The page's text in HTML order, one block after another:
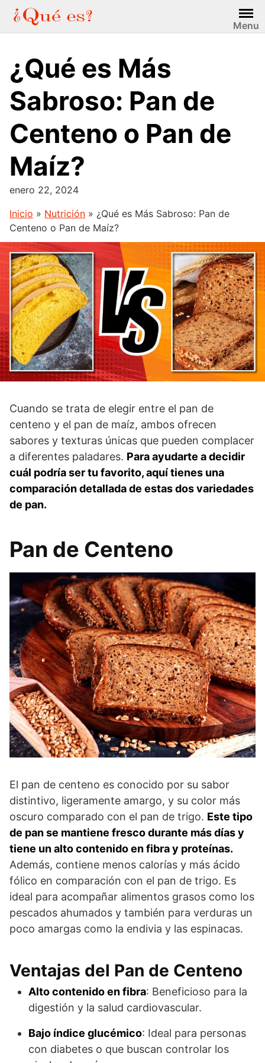
Saltar
contenido
Menu
¿Qué es Más
Sabroso: Pan de
Centeno o Pan de
Maíz?
enero 22, 2024
Inicio » Nutrición » ¿Qué es Más Sabroso: Pan de
Centeno o Pan de Maíz?
Cuando se trata de elegir entre el pan de
centeno y el pan de maíz, ambos ofrecen
sabores y texturas únicas que pueden complacer
a diferentes paladares. Para ayudarte a decidir
cuál podría ser tu favorito, aquí tienes una
comparación detallada de estas dos variedades
de pan.
Pan de Centeno
El pan de centeno es conocido por su sabor
distintivo, ligeramente amargo, y su color más
oscuro comparado con el pan de trigo. Este tipo
de pan se mantiene fresco durante más días y
tiene un alto contenido en fibra y proteínas.
Además, contiene menos calorías y más ácido
fólico en comparación con el pan de trigo. Es
ideal para acompañar alimentos grasos como los
pescados ahumados y también para verduras un
poco amargas como la endivia y las espinacas.
Ventajas del Pan de Centeno
Alto contenido en fibra: Beneficioso para la
digestión y la salud cardiovascular.
Bajo índice glucémico: Ideal para personas
con diabetes o que buscan controlar los